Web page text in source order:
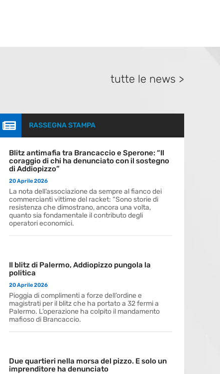
tutte le news >
 RASSEGNA STAMPA
Blitz antimafia tra Brancaccio e Sperone: “Il
coraggio di chi ha denunciato con il sostegno
di Addiopizzo”
20 Aprile 2026
La nota dell’associazione da sempre al fianco dei
commercianti vittime del racket: “Sono storie di
resistenza che dimostrano, ancora una volta,
quanto sia fondamentale il contributo degli
operatori economici.
Il blitz di Palermo, Addiopizzo pungola la
politica
20 Aprile 2026
Pioggia di complimenti a forze dell’ordine e
magistrati per il blitz che ha portato a 32 fermi a
Palermo. L’operazione ha colpito il mandamento
mafioso di Brancaccio.
Due quartieri nella morsa del pizzo. E solo un
imprenditore ha denunciato